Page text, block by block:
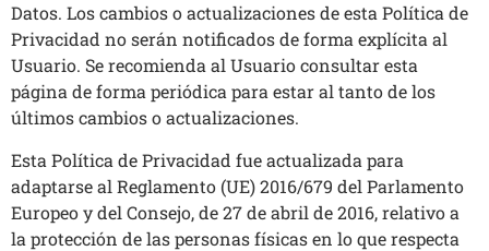
Datos. Los cambios o actualizaciones de esta Política de
Privacidad no serán notificados de forma explícita al
Usuario. Se recomienda al Usuario consultar esta
página de forma periódica para estar al tanto de los
últimos cambios o actualizaciones.
Esta Política de Privacidad fue actualizada para
adaptarse al Reglamento (UE) 2016/679 del Parlamento
Europeo y del Consejo, de 27 de abril de 2016, relativo a
la protección de las personas físicas en lo que respecta